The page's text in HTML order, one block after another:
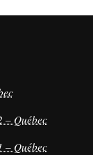
– Québec
– Québec